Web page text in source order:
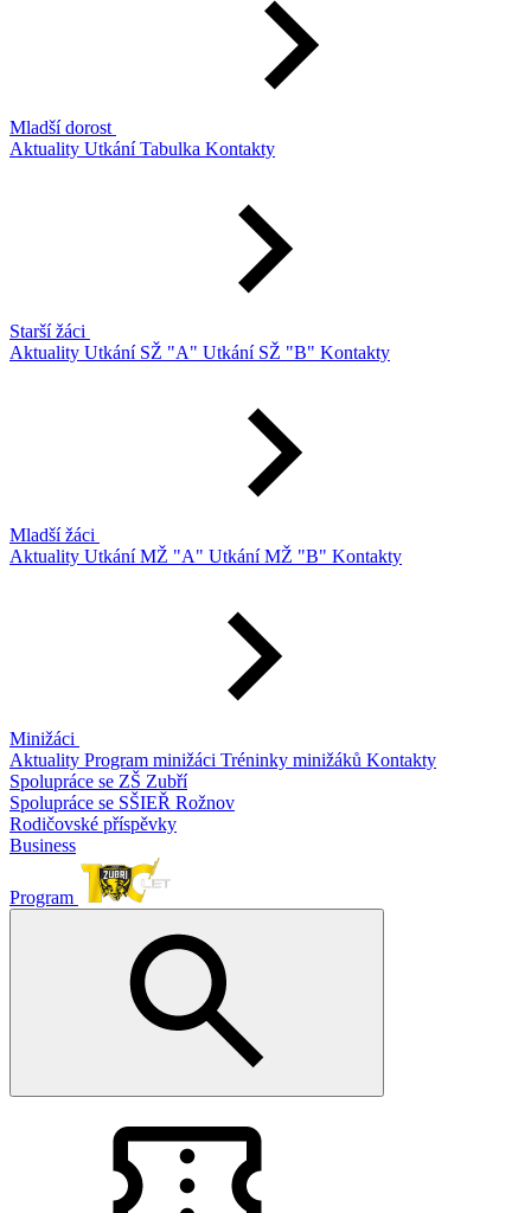
Mladší dorost
Aktuality UtkáníTabulka Kontakty
Starší žáci
Aktuality Utkání SŽ "A" Utkání SŽ "B" Kontakty
Mladší žáci
Aktuality Utkání MŽ "A" Utkání MŽ "B" Kontakty
Minižáci
Aktuality Program minižáci Tréninky minižáků Kontakty
Spolupráce se ZŠ Zubří
Spolupráce se SŠIEŘ Rožnov
Rodičovské příspěvky
Business
Program